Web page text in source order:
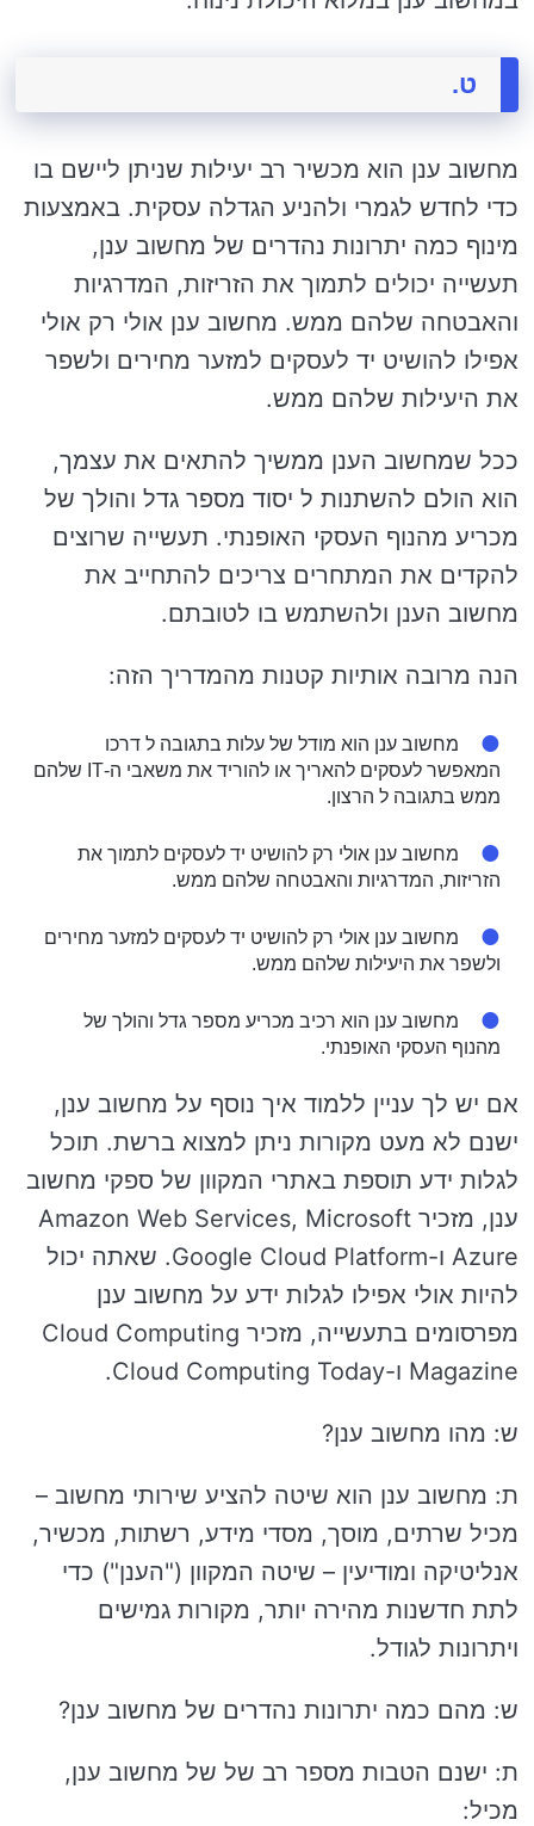
ט.
מחשוב ענן הוא מכשיר רב יעילות שניתן ליישם בו
כדי לחדש לגמרי ולהניע הגדלה עסקית. באמצעות
מינוף כמה יתרונות נהדרים של מחשוב ענן,
תעשייה יכולים לתמוך את הזריזות, המדרגיות
והאבטחה שלהם ממש. מחשוב ענן אולי רק אולי
אפילו להושיט יד לעסקים למזער מחירים ולשפר
את היעילות שלהם ממש.
ככל שמחשוב הענן ממשיך להתאים את עצמך,
הוא הולם להשתנות ל יסוד מספר גדל והולך של
מכריע מהנוף העסקי האופנתי. תעשייה שרוצים
להקדים את המתחרים צריכים להתחייב את
מחשוב הענן ולהשתמש בו לטובתם.
הנה מרובה אותיות קטנות מהמדריך הזה:
מחשוב ענן הוא מודל של עלות בתגובה ל דרכו
המאפשר לעסקים להאריך או להוריד את משאבי ה-IT שלהם
ממש בתגובה ל הרצון.
מחשוב ענן אולי רק להושיט יד לעסקים לתמוך את
הזריזות, המדרגיות והאבטחה שלהם ממש.
מחשוב ענן אולי רק להושיט יד לעסקים למזער מחירים
ולשפר את היעילות שלהם ממש.
מחשוב ענן הוא רכיב מכריע מספר גדל והולך של
מהנוף העסקי האופנתי.
אם יש לך עניין ללמוד איך נוסף על מחשוב ענן,
ישנם לא מעט מקורות ניתן למצוא ברשת. תוכל
לגלות ידע תוספת באתרי המקוון של ספקי מחשוב
ענן, מזכיר Amazon Web Services, Microsoft
Azure ו-Google Cloud Platform. שאתה יכול
להיות אולי אפילו לגלות ידע על מחשוב ענן
מפרסומים בתעשייה, מזכיר Cloud Computing
Magazine ו-Cloud Computing Today.
ש: מהו מחשוב ענן?
ת: מחשוב ענן הוא שיטה להציע שירותי מחשוב –
מכיל שרתים, מוסך, מסדי מידע, רשתות, מכשיר,
אנליטיקה ומודיעין – שיטה המקוון ("הענן") כדי
לתת חדשנות מהירה יותר, מקורות גמישים
ויתרונות לגודל.
ש: מהם כמה יתרונות נהדרים של מחשוב ענן?
ת: ישנם הטבות מספר רב של של מחשוב ענן,
מכיל: